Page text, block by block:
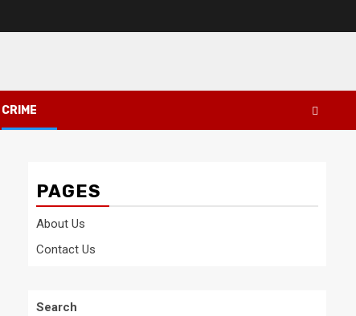
CRIME
PAGES
About Us
Contact Us
Search